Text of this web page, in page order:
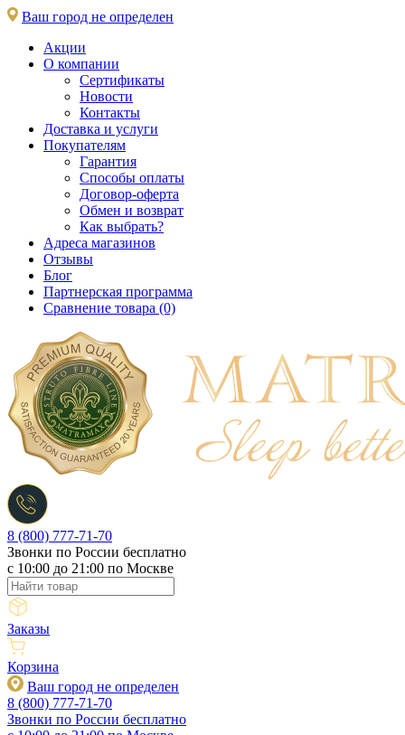
Ваш город не определен
Акции
О компании
Сертификаты
Новости
Контакты
Доставка и услуги
Покупателям
Гарантия
Способы оплаты
Договор-оферта
Обмен и возврат
Как выбрать?
Адреса магазинов
Отзывы
Блог
Партнерская программа
Сравнение товара (0)
8 (800) 777-71-70
Звонки по России бесплатно
c 10:00 до 21:00 по Москве
Заказы
Корзина
Ваш город не определен
8 (800) 777-71-70
Звонки по России бесплатно